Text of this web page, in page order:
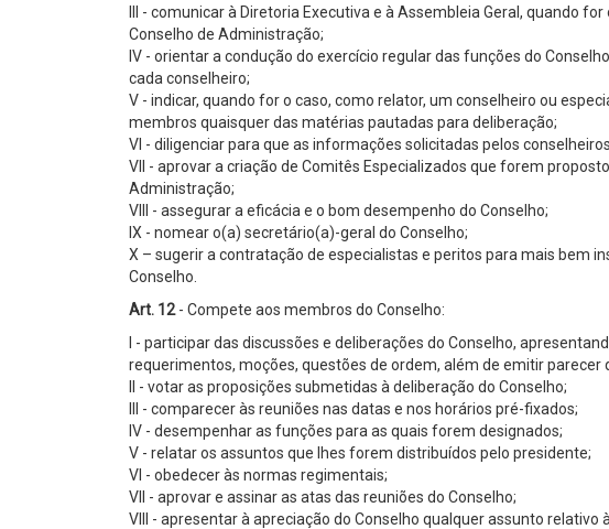
III - comunicar à Diretoria Executiva e à Assembleia Geral, quando
Conselho de Administração;
IV - orientar a condução do exercício regular das funções do
cada conselheiro;
V - indicar, quando for o caso, como relator, um conselheiro ou
membros quaisquer das matérias pautadas para deliberação;
VI - diligenciar para que as informações solicitadas pelos
VII - aprovar a criação de Comitês Especializados que forem
Administração;
VIII - assegurar a eficácia e o bom desempenho do Conselho;
IX - nomear o(a) secretário(a)-geral do Conselho;
X – sugerir a contratação de especialistas e peritos para mais bem
Conselho.
Art. 12- Compete aos membros do Conselho:
I - participar das discussões e deliberações do Conselho,
requerimentos, moções, questões de ordem, além de emitir
II - votar as proposições submetidas à deliberação do Conselho;
III - comparecer às reuniões nas datas e nos horários pré-fixados;
IV - desempenhar as funções para as quais forem designados;
V - relatar os assuntos que lhes forem distribuídos pelo presidente;
VI - obedecer às normas regimentais;
VII - aprovar e assinar as atas das reuniões do Conselho;
VIII - apresentar à apreciação do Conselho qualquer assunto relativo